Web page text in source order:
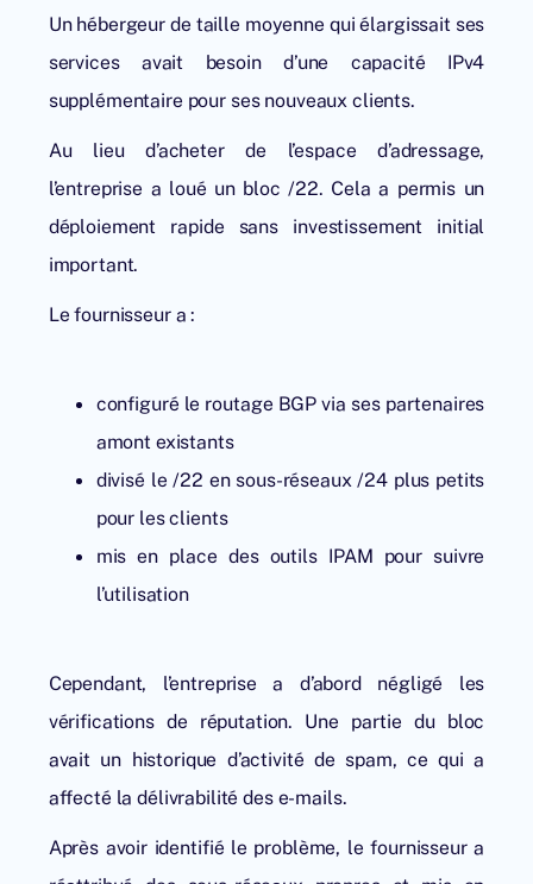
Un hébergeur de taille moyenne qui élargissait ses
services avait besoin d’une capacité IPv4
supplémentaire pour ses nouveaux clients.
Au lieu d’acheter de l’espace d’adressage,
l’entreprise a loué un bloc /22. Cela a permis un
déploiement rapide sans investissement initial
important.
Le fournisseur a :
configuré le routage BGP via ses partenaires
amont existants
divisé le /22 en sous-réseaux /24 plus petits
pour les clients
mis en place des outils IPAM pour suivre
l’utilisation
Cependant, l’entreprise a d’abord négligé les
vérifications de réputation. Une partie du bloc
avait un historique d’activité de spam, ce qui a
affecté la délivrabilité des e-mails.
Après avoir identifié le problème, le fournisseur a